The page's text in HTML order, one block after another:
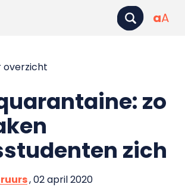
aA
overzicht
zo
zich
, 02 april 2020